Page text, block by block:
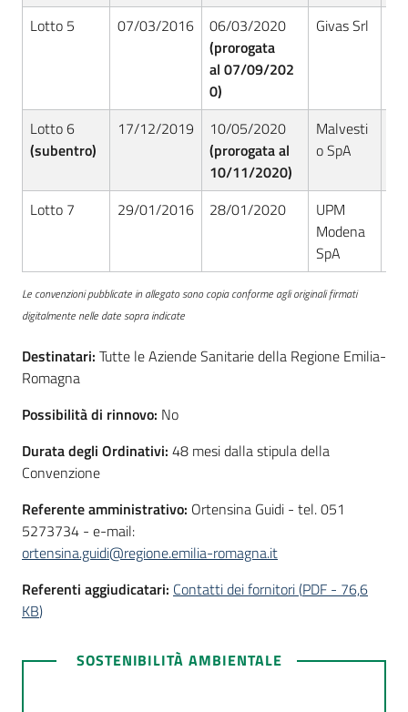
Lotto 5 07/03/2016
06/03/2020
(prorogata
al 07/09/202
0)
Givas Srl
Lotto 6
(subentro)
17/12/2019
10/05/2020
(prorogata al
10/11/2020)
Malvesti
o SpA
Lotto 7 29/01/2016 28/01/2020
UPM
Modena
SpA
Le convenzioni pubblicate in allegato sono copia conforme agli originali firmati
digitalmente nelle date sopra indicate
Destinatari: Tutte le Aziende Sanitarie della Regione Emilia-
Romagna
Possibilità di rinnovo: No
Durata degli Ordinativi: 48 mesi dalla stipula della
Convenzione
Referente amministrativo: Ortensina Guidi - tel. 051
5273734 - e-mail:
ortensina.guidi@regione.emilia-romagna.it
Referenti aggiudicatari: Contatti dei fornitori(PDF - 76,6
KB)
SOSTENIBILITÀ AMBIENTALE